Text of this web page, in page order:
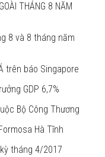
THÁNG 8 NĂM
8 và 8 tháng năm
trên báo Singapore
GDP 6,7%
Bộ Công Thương
Hà Tĩnh
tháng 4/2017